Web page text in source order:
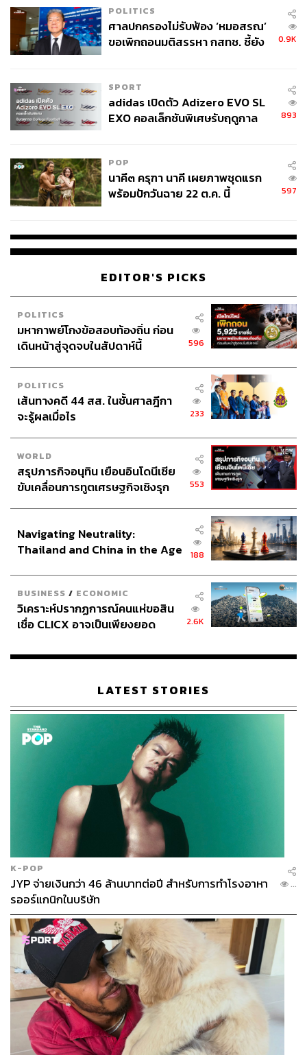
POLITICS
ศาลปกครองไม่รับฟ้อง ‘หมอสรณ’
ขอเพิกถอนมติสรรหา กสทช. ชี้ยัง
0.9K
SPORT
adidas เปิดตัว Adizero EVO SL
EXO คอลเล็กชันพิเศษรับฤดูกาล
893
POP
นาคี๓ ครุฑา นาคี เผยภาพชุดแรก
พร้อมปักวันฉาย 22 ต.ค. นี้
597
EDITOR'S PICKS
POLITICS
มหากาพย์โกงข้อสอบท้องถิ่น ก่อน
เดินหน้าสู่จุดจบในสัปดาห์นี้
596
POLITICS
เส้นทางคดี 44 สส. ในชั้นศาลฎีกา
จะรู้ผลเมื่อไร
233
WORLD
สรุปภารกิจอนุทิน เยือนอินโดนีเซีย
ขับเคลื่อนการทูตเศรษฐกิจเชิงรุก
553
Navigating Neutrality:
Thailand and China in the Age
188
BUSINESS / ECONOMIC
วิเคราะห์ปรากฏการณ์คนแห่ขอสิน
เชื่อ CLICX อาจเป็นเพียงยอด
เรือนไทยที่ถูกซุกไว้
2.6K
LATEST STORIES
K-POP
JYP จ่ายเงินกว่า 46 ล้านบาทต่อปี สำหรับการทำโรงอาหา
รออร์แกนิกในบริษัท
...